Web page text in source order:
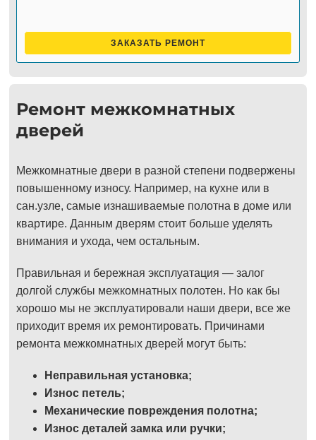
ЗАКАЗАТЬ РЕМОНТ
Ремонт межкомнатных
дверей
Межкомнатные двери в разной степени подвержены
повышенному износу. Например, на кухне или в
сан.узле, самые изнашиваемые полотна в доме или
квартире. Данным дверям стоит больше уделять
внимания и ухода, чем остальным.
Правильная и бережная эксплуатация — залог
долгой службы межкомнатных полотен. Но как бы
хорошо мы не эксплуатировали наши двери, все же
приходит время их ремонтировать. Причинами
ремонта межкомнатных дверей могут быть:
Неправильная установка;
Износ петель;
Механические повреждения полотна;
Износ деталей замка или ручки;